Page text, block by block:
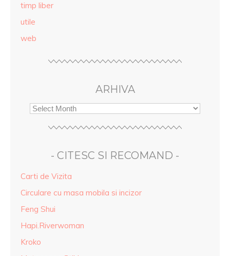
timp liber
utile
web
ARHIVA
- CITESC SI RECOMAND -
Carti de Vizita
Circulare cu masa mobila si incizor
Feng Shui
Hapi.Riverwoman
Kroko